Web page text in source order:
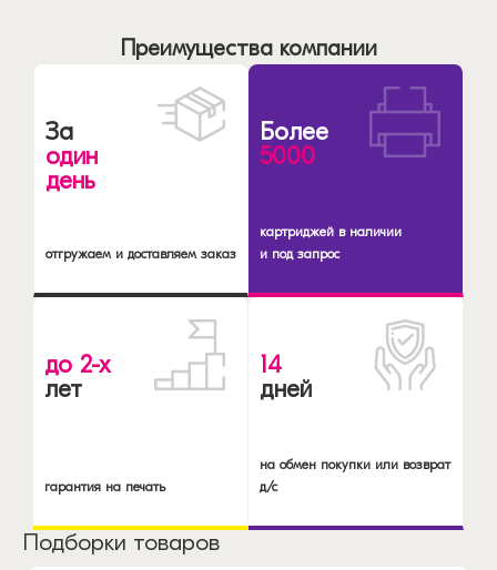
Преимущества компании
За
один
день
отгружаем и доставляем заказ
Более
5000
картриджей в наличии
и под запрос
до 2-х
лет
гарантия на печать
14
дней
на обмен покупки или возврат
д/с
Подборки товаров